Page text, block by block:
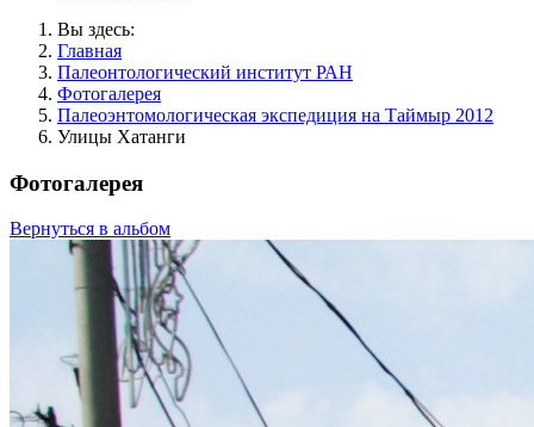
Вы здесь:
Главная
Палеонтологический институт РАН
Фотогалерея
Палеоэнтомологическая экспедиция на Таймыр 2012
Улицы Хатанги
Фотогалерея
Вернуться в альбом